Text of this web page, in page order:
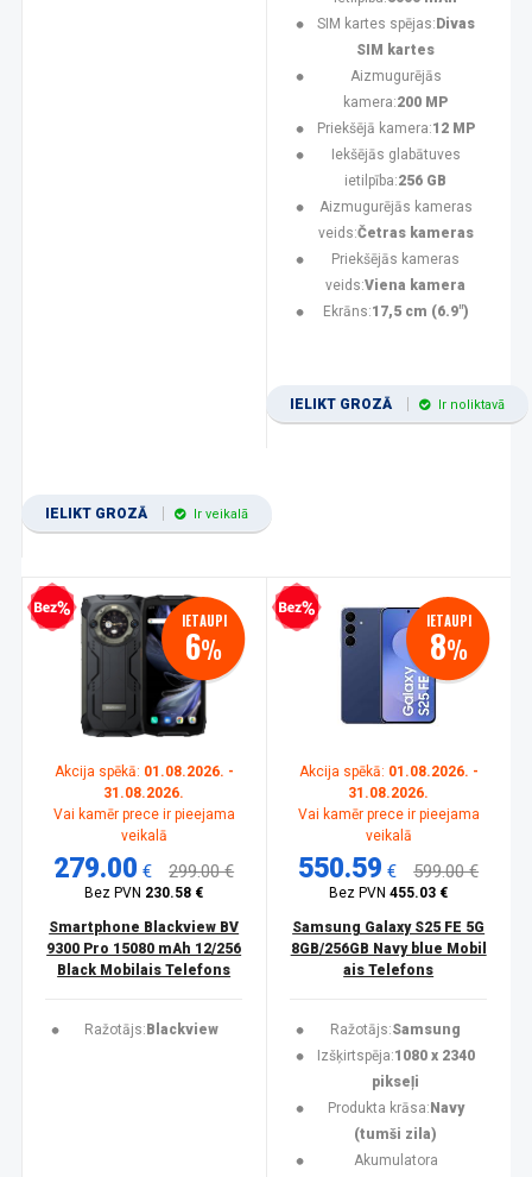
IELIKT GROZĀ Ir veikalā
SIM kartes spējas: Divas
SIM kartes
Aizmugurējās
kamera:200 MP
Priekšējā kamera:12 MP
Iekšējās glabātuves
ietilpība:256 GB
Aizmugurējās kameras
veids:Četras kameras
Priekšējās kameras
veids:Viena kamera
Ekrāns:17,5 cm (6.9")
IELIKT GROZĀ Ir noliktavā
kredīts IETAUPI
6%
Akcija spēkā: 01.08.2026. -
31.08.2026.
Vai kamēr prece ir pieejama
veikalā
279.00 € 299.00 €
Bez PVN 230.58 €
Smartphone Blackview BV
9300 Pro 15080 mAh 12/256
Black Mobilais Telefons
Ražotājs: Blackview
Bezprocentu kredīts IETAUPI
8%
Akcija spēkā: 01.08.2026. -
31.08.2026.
Vai kamēr prece ir pieejama
veikalā
550.59 € 599.00 €
Bez PVN455.03 €
Samsung Galaxy S25 FE 5G
8GB/256GB Navy blue Mobil
ais Telefons
Ražotājs:Samsung
Izšķirtspēja:1080 x 2340
pikseļi
Produkta krāsa: Navy
(tumši zila)
Akumulatora